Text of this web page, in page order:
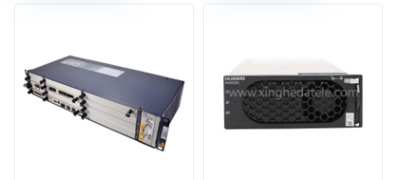
apenas equipamentos de
ambiental. Tudo isso é
fornecido ao melhor preço
possível.
cascata de múltiplos
capacidade.